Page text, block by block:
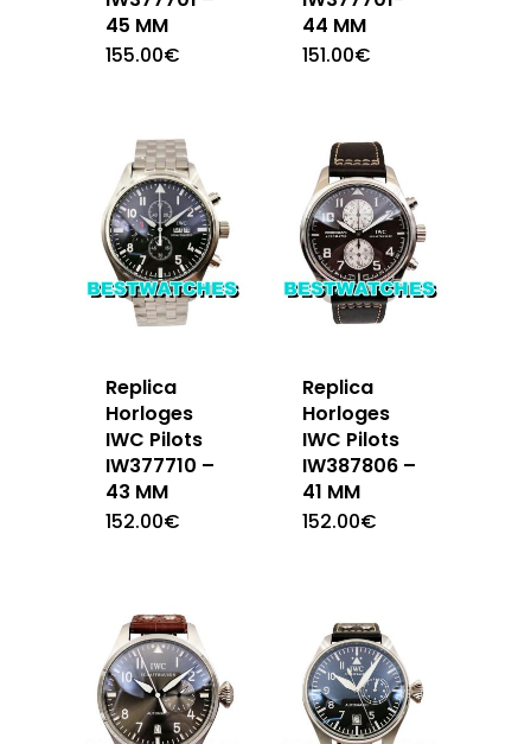
45 MM
155.00€
44 MM
151.00€
Replica
Horloges
IWC Pilots
IW377710 –
43 MM
152.00€
Replica
Horloges
IWC Pilots
IW387806 –
41 MM
152.00€